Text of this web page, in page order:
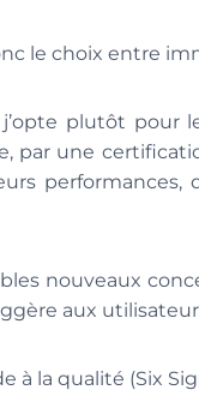
le choix entre
j’opte plutôt pour
par une
performances,
nouveaux
aux
à la qualité (Six